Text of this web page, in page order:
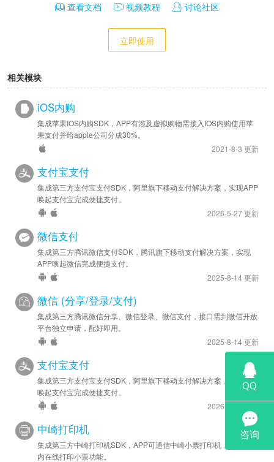
查看文档 视频教程 讨论社区
立即使用
相关模块
iOS内购
集成苹果IOS内购SDK，APP有涉及虚拟购物需接入IOS内购使用苹
果支付并给apple公司分成30%。
2021-8-3 更新
支付宝支付
集成第三方支付宝支付SDK，阿里旗下移动支付解决方案，实现APP
唤起支付宝完成便捷支付。
2026-5-27 更新
微信支付
集成第三方腾讯微信支付SDK，腾讯旗下移动支付解决方案，实现
APP唤起微信完成便捷支付。
2025-8-14 更新
微信 (分享/登录/支付)
集成第三方腾讯微信分享、微信登录、微信支付，接口需到微信开放
平台独立申请，配好即用。
2025-8-14 更新
支付宝支付
集成第三方支付宝支付SDK，阿里旗下移动支付解决方案，实现APP
唤起支付宝完成便捷支付。
2026-5-27 更新
中崎打印机
集成第三方中崎打印机SDK，APP可通信中崎小票打印机，实现APP
内在线打印小票功能。